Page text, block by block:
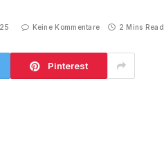
Keine Kommentare 2 Mins Read
Pinterest